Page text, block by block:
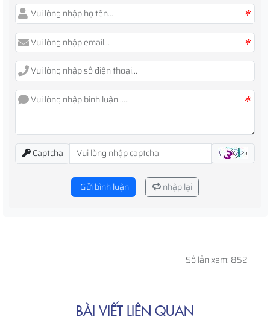
*
*
*
Captcha
Gửi bình luận nhập lại
Số lần xem: 852
BÀI VIẾT LIÊN QUAN